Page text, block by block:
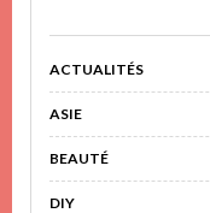
ACTUALITÉS
ASIE
BEAUTÉ
DIY